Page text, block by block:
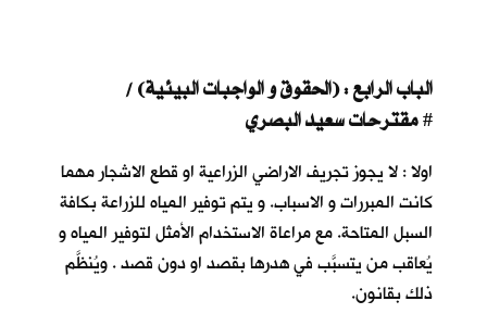
الباب الرابع : (الحقوق و الواجبات البيئية) /
#
اولا : لا يجوز تجريف الاراضي الزراعية او قطع الاشجار مهما
كانت المبررات و الاسباب. و يتم توفير المياه للزراعة بكافة
السبل المتاحة. مع مراعاة الاستخدام الأمثل لتوفير المياه و
يُعاقب من يتسبَّب في هدرها بقصد او دون قصد . ويُنظَّم
ذلك بقانون.